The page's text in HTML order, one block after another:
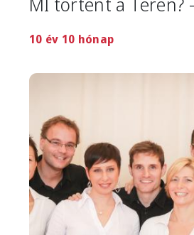
10 év 10 hónap
Image